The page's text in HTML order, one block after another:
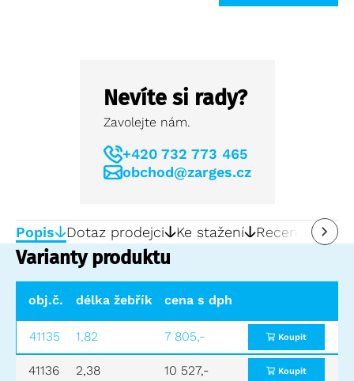
Nevíte si rady?
Zavolejte nám.
+420 732 773 465
obchod@zarges.cz
Popis Dotaz prodejci Ke stažení Recenze 0
Varianty produktu
obj.č. délka žebříku (m) pracovní výška (m)
cena s dph
41135 1,82 2,65
7 805,- Koupit
41136 2,38 3,15
10 527,- Koupit